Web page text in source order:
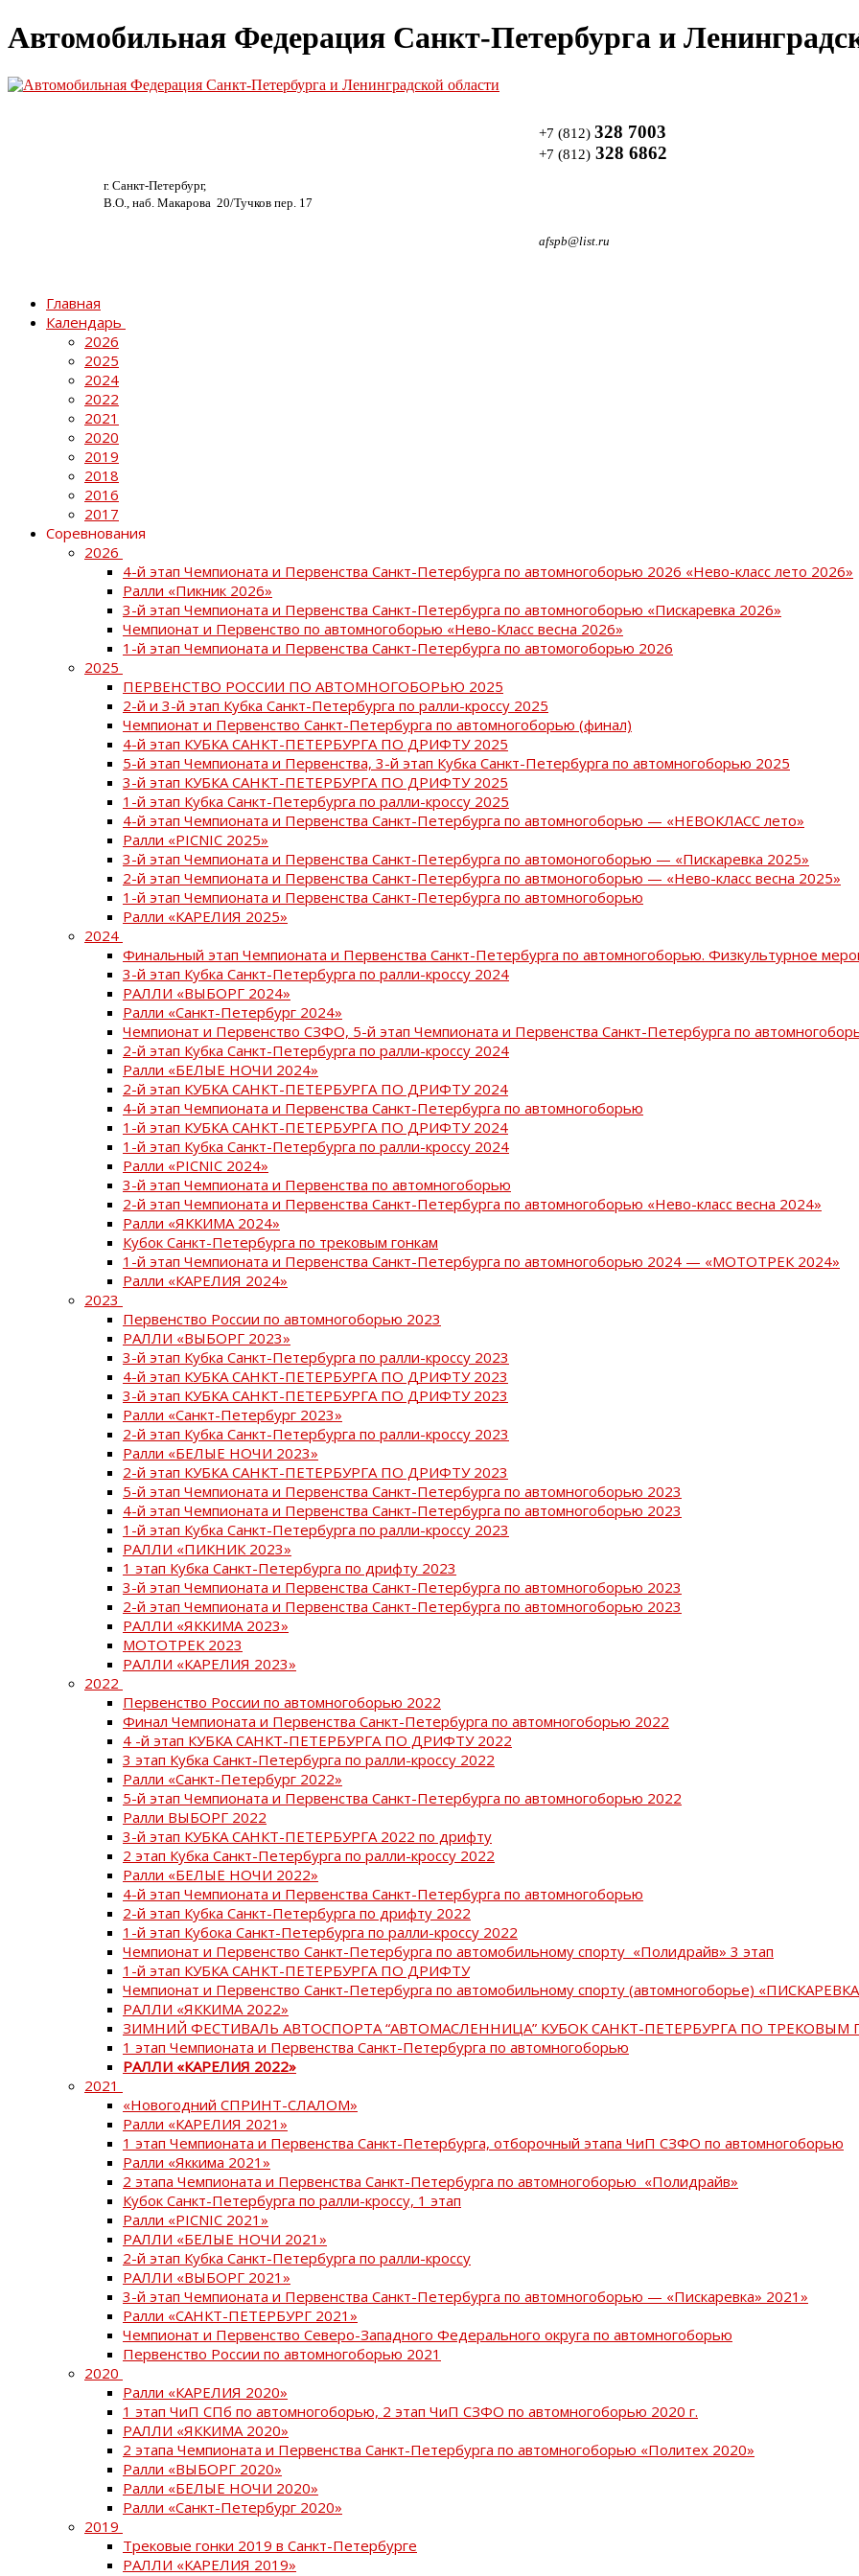
Автомобильная Федерация Санкт-Петербурга и
г. Санкт-Петербург,
В.О., наб. Макарова 20/Тучков пер. 17
+7 (812) 328 7003
+7 (812) 328 6862
afspb@list.ru
Главная
Календарь
2026
2025
2024
2022
2021
2020
2019
2018
2016
2017
Соревнования
2026
4-й этап Чемпионата и Первенства Санкт-Петербурга по автомногоборью 2026 «Нево-класс лето 2026»
Ралли «Пикник 2026»
3-й этап Чемпионата и Первенства Санкт-Петербурга по автомногоборью «Пискаревка 2026»
Чемпионат и Первенство по автомногоборью «Нево-Класс весна 2026»
1-й этап Чемпионата и Первенства Санкт-Петербурга по автомогоборью 2026
2025
ПЕРВЕНСТВО РОССИИ ПО АВТОМНОГОБОРЬЮ 2025
2-й и 3-й этап Кубка Санкт-Петербурга по ралли-кроссу 2025
Чемпионат и Первенство Санкт-Петербурга по автомногоборью (финал)
4-й этап КУБКА САНКТ-ПЕТЕРБУРГА ПО ДРИФТУ 2025
5-й этап Чемпионата и Первенства, 3-й этап Кубка Санкт-Петербурга по автомногоборью 2025
3-й этап КУБКА САНКТ-ПЕТЕРБУРГА ПО ДРИФТУ 2025
1-й этап Кубка Санкт-Петербурга по ралли-кроссу 2025
4-й этап Чемпионата и Первенства Санкт-Петербурга по автомногоборью — «НЕВОКЛАСС лето»
Ралли «PICNIC 2025»
3-й этап Чемпионата и Первенства Санкт-Петербурга по автомоногоборью — «Пискаревка 2025»
2-й этап Чемпионата и Первенства Санкт-Петербурга по автмоногоборью — «Нево-класс весна 2025»
1-й этап Чемпионата и Первенства Санкт-Петербурга по автомногоборью
Ралли «КАРЕЛИЯ 2025»
2024
Финальный этап Чемпионата и Первенства Санкт-Петербурга по автомногоборью. Физкультурное
3-й этап Кубка Санкт-Петербурга по ралли-кроссу 2024
РАЛЛИ «ВЫБОРГ 2024»
Ралли «Санкт-Петербург 2024»
Чемпионат и Первенство СЗФО, 5-й этап Чемпионата и Первенства Санкт-Петербурга по
2-й этап Кубка Санкт-Петербурга по ралли-кроссу 2024
Ралли «БЕЛЫЕ НОЧИ 2024»
2-й этап КУБКА САНКТ-ПЕТЕРБУРГА ПО ДРИФТУ 2024
4-й этап Чемпионата и Первенства Санкт-Петербурга по автомногоборью
1-й этап КУБКА САНКТ-ПЕТЕРБУРГА ПО ДРИФТУ 2024
1-й этап Кубка Санкт-Петербурга по ралли-кроссу 2024
Ралли «PICNIC 2024»
3-й этап Чемпионата и Первенства по автомногоборью
2-й этап Чемпионата и Первенства Санкт-Петербурга по автомногоборью «Нево-класс весна 2024»
Ралли «ЯККИМА 2024»
Кубок Санкт-Петербурга по трековым гонкам
1-й этап Чемпионата и Первенства Санкт-Петербурга по автомногоборью 2024 — «МОТОТРЕК 2024»
Ралли «КАРЕЛИЯ 2024»
2023
Первенство России по автомногоборью 2023
РАЛЛИ «ВЫБОРГ 2023»
3-й этап Кубка Санкт-Петербурга по ралли-кроссу 2023
4-й этап КУБКА САНКТ-ПЕТЕРБУРГА ПО ДРИФТУ 2023
3-й этап КУБКА САНКТ-ПЕТЕРБУРГА ПО ДРИФТУ 2023
Ралли «Санкт-Петербург 2023»
2-й этап Кубка Санкт-Петербурга по ралли-кроссу 2023
Ралли «БЕЛЫЕ НОЧИ 2023»
2-й этап КУБКА САНКТ-ПЕТЕРБУРГА ПО ДРИФТУ 2023
5-й этап Чемпионата и Первенства Санкт-Петербурга по автомногоборью 2023
4-й этап Чемпионата и Первенства Санкт-Петербурга по автомногоборью 2023
1-й этап Кубка Санкт-Петербурга по ралли-кроссу 2023
РАЛЛИ «ПИКНИК 2023»
1 этап Кубка Санкт-Петербурга по дрифту 2023
3-й этап Чемпионата и Первенства Санкт-Петербурга по автомногоборью 2023
2-й этап Чемпионата и Первенства Санкт-Петербурга по автомногоборью 2023
РАЛЛИ «ЯККИМА 2023»
МОТОТРЕК 2023
РАЛЛИ «КАРЕЛИЯ 2023»
2022
Первенство России по автомногоборью 2022
Финал Чемпионата и Первенства Санкт-Петербурга по автомногоборью 2022
4 -й этап КУБКА САНКТ-ПЕТЕРБУРГА ПО ДРИФТУ 2022
3 этап Кубка Санкт-Петербурга по ралли-кроссу 2022
Ралли «Санкт-Петербург 2022»
5-й этап Чемпионата и Первенства Санкт-Петербурга по автомногоборью 2022
Ралли ВЫБОРГ 2022
3-й этап КУБКА САНКТ-ПЕТЕРБУРГА 2022 по дрифту
2 этап Кубка Санкт-Петербурга по ралли-кроссу 2022
Ралли «БЕЛЫЕ НОЧИ 2022»
4-й этап Чемпионата и Первенства Санкт-Петербурга по автомногоборью
2-й этап Кубка Санкт-Петербурга по дрифту 2022
1-й этап Кубока Санкт-Петербурга по ралли-кроссу 2022
Чемпионат и Первенство Санкт-Петербурга по автомобильному спорту «Полидрайв» 3 этап
1-й этап КУБКА САНКТ-ПЕТЕРБУРГА ПО ДРИФТУ
Чемпионат и Первенство Санкт-Петербурга по автомобильному спорту (автомногоборье)
РАЛЛИ «ЯККИМА 2022»
ЗИМНИЙ ФЕСТИВАЛЬ АВТОСПОРТА “АВТОМАСЛЕННИЦА” КУБОК САНКТ-ПЕТЕРБУРГА ПО ТРЕКОВЫМ
1 этап Чемпионата и Первенства Санкт-Петербурга по автомногоборью
РАЛЛИ «КАРЕЛИЯ 2022»
2021
«Новогодний СПРИНТ-СЛАЛОМ»
Ралли «КАРЕЛИЯ 2021»
1 этап Чемпионата и Первенства Санкт-Петербурга, отборочный этапа ЧиП СЗФО по автомногоборью
Ралли «Яккима 2021»
2 этапа Чемпионата и Первенства Санкт-Петербурга по автомногоборью «Полидрайв»
Кубок Санкт-Петербурга по ралли-кроссу, 1 этап
Ралли «PICNIC 2021»
РАЛЛИ «БЕЛЫЕ НОЧИ 2021»
2-й этап Кубка Санкт-Петербурга по ралли-кроссу
РАЛЛИ «ВЫБОРГ 2021»
3-й этап Чемпионата и Первенства Санкт-Петербурга по автомногоборью — «Пискаревка» 2021»
Ралли «САНКТ-ПЕТЕРБУРГ 2021»
Чемпионат и Первенство Северо-Западного Федерального округа по автомногоборью
Первенство России по автомногоборью 2021
2020
Ралли «КАРЕЛИЯ 2020»
1 этап ЧиП СПб по автомногоборью, 2 этап ЧиП СЗФО по автомногоборью 2020 г.
РАЛЛИ «ЯККИМА 2020»
2 этапа Чемпионата и Первенства Санкт-Петербурга по автомногоборью «Политех 2020»
Ралли «ВЫБОРГ 2020»
Ралли «БЕЛЫЕ НОЧИ 2020»
Ралли «Санкт-Петербург 2020»
2019
Трековые гонки 2019 в Санкт-Петербурге
РАЛЛИ «КАРЕЛИЯ 2019»